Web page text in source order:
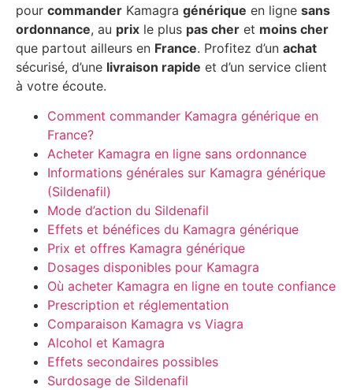
pour commander Kamagra générique en ligne sans
ordonnance, au prix le plus pas cher et moins cher
que partout ailleurs en France. Profitez d’un achat
sécurisé, d’une livraison rapide et d’un service client
à votre écoute.
Comment commander Kamagra générique en
France?
Acheter Kamagra en ligne sans ordonnance
Informations générales sur Kamagra générique
(Sildenafil)
Mode d’action du Sildenafil
Effets et bénéfices du Kamagra générique
Prix et offres Kamagra générique
Dosages disponibles pour Kamagra
Où acheter Kamagra en ligne en toute confiance
Prescription et réglementation
Comparaison Kamagra vs Viagra
Alcohol et Kamagra
Effets secondaires possibles
Surdosage de Sildenafil